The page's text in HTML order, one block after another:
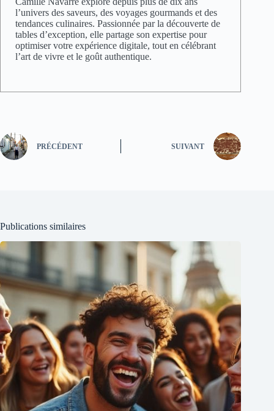
l’univers des saveurs, des voyages gourmands et des
tendances culinaires. Passionnée par la découverte de
tables d’exception, elle partage son expertise pour
optimiser votre expérience digitale, tout en célébrant
l’art de vivre et le goût authentique.
PRÉCÉDENT SUIVANT
Publications similaires